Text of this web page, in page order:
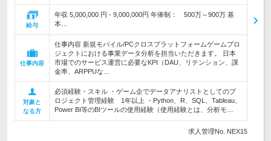
給与
年収 5,000,000 円 - 9,000,000円 年俸制： 500万～900万 基
本…
仕事内容
仕事内容 新規モバイル/PCクロスプラットフォームゲームプロ
ジェクトにおける事業データ分析を担当いただきます。 日本
市場でのサービス運営に必要なKPI（DAU、リテンション、課
金率、ARPPUな…
対象と
なる方
必須経験・スキル ・ゲーム企でデータアナリストとしてのプ
ロジェクト管理経験 1年以上 ・Python、R、SQL、Tableau、
Power BI等のBIツールの使用経験（使用経験とは、分析モ…
求人管理No. NEX15